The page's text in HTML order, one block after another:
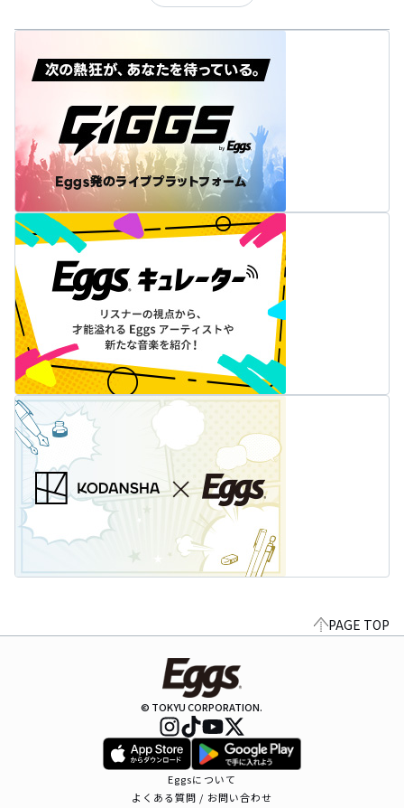
PAGE TOP
© TOKYU CORPORATION.
Eggsについて
よくある質問 / お問い合わせ